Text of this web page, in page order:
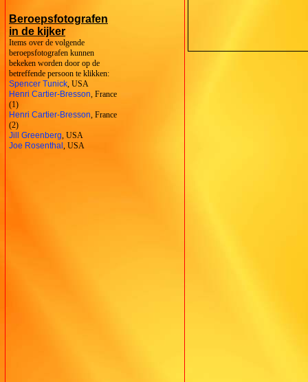
Beroepsfotografen
in de kijker
Items over de volgende
beroepsfotografen kunnen
bekeken worden door op de
betreffende persoon te klikken:
Spencer Tunick , USA
Henri Cartier-Bresson , France
(1)
Henri Cartier-Bresson , France
(2)
Jill Greenberg , USA
Joe Rosenthal , USA